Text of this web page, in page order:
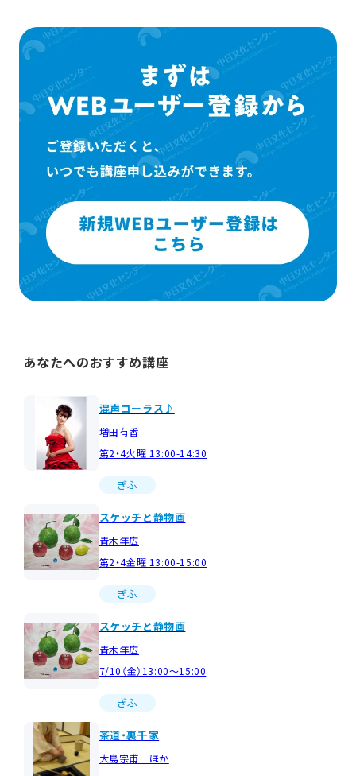
あなたへのおすすめ講座
混声コーラス♪
増田有香
第2・4火曜 13:00-14:30
ぎふ
スケッチと静物画
青木年広
第2・4金曜 13:00-15:00
ぎふ
スケッチと静物画
青木年広
7/10（金）13:00～15:00
ぎふ
茶道・裏千家
大島宗甫 ほか